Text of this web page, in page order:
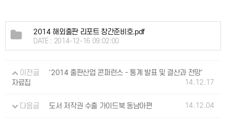
2014 해외출판 리포트 창간준비호.pdf
DATE : 2014-12-16 09:02:00
이전글
'2014 출판산업 콘퍼런스 - 통계 발표 및 결산과 전망'
자료집
14.12.17
다음글 도서 저작권 수출 가이드북 동남아편 14.12.04